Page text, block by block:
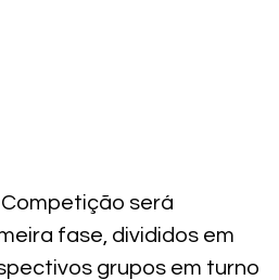
será
fase, divididos em
grupos em turno